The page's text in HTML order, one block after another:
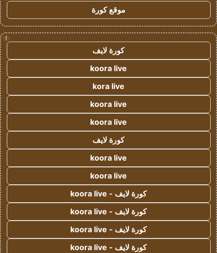
موقع كورة
!
كورة لايف
koora live
kora live
koora live
koora live
كورة لايف
koora live
koora live
كورة لايف - koora live
كورة لايف - koora live
كورة لايف - koora live
كورة لايف - koora live